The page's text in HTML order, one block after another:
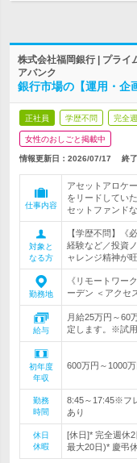
株式会社福岡銀行 | プライ
アバンク
銀行市場の【運用・企
正社員 学歴不問 完全
女性のおしごと掲載中
情報更新日：2026/07/17 終
仕事内容
アセットアロケ
をリードしてい
セットファンド
対象と
なる方
【学歴不問】《
経験など／投資
ャレンジ精神が
勤務地
《リモートワー
ーデン ＜アクセ
給与
月給25万円～60
定します。※試
初年度
年収
600万円～1000万
勤務
時間
8:45～17:45※フ
あり
休日
休暇
[休日]* 完全週休
最大20日)* 慶弔